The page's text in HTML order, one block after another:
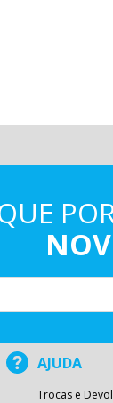
AJUDA
Trocas e